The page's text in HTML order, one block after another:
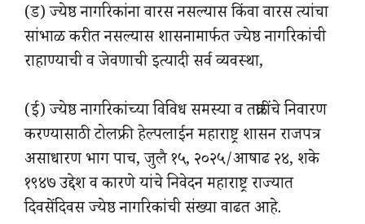
(ड) ज्येष्ठ नागरिकांना वारस नसल्यास किंवा वारस त्यांचा
सांभाळ करीत नसल्यास शासनामार्फत ज्येष्ठ नागरिकांची
राहाण्याची व जेवणाची इत्यादी सर्व व्यवस्था,
(ई) ज्येष्ठ नागरिकांच्या विविध समस्या व तक्रारींचे निवारण
करण्यासाठी टोलफ्री हेल्पलाईन महाराष्ट्र शासन राजपत्र
असाधारण भाग पाच, जुलै १५, २०२५/आषाढ २४, शके
१९४७ उद्देश व कारणे यांचे निवेदन महाराष्ट्र राज्यात
दिवसेंदिवस ज्येष्ठ नागरिकांची संख्या वाढत आहे.